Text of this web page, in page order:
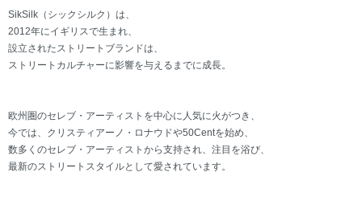
SikSilk（シックシルク）は、
2012年にイギリスで生まれ、
設立されたストリートブランドは、
ストリートカルチャーに影響を与えるまでに成長。
欧州圏のセレブ・アーティストを中心に人気に火がつき、
今では、クリスティアーノ・ロナウドや50Centを始め、
数多くのセレブ・アーティストから支持され、注目を浴び、
最新のストリートスタイルとして愛されています。